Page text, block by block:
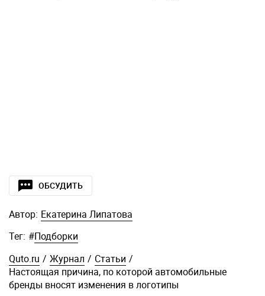
ОБСУДИТЬ
Автор: Екатерина Липатова
Тег: #Подборки
Quto.ru / Журнал / Статьи /
Настоящая причина, по которой автомобильные
бренды вносят изменения в логотипы